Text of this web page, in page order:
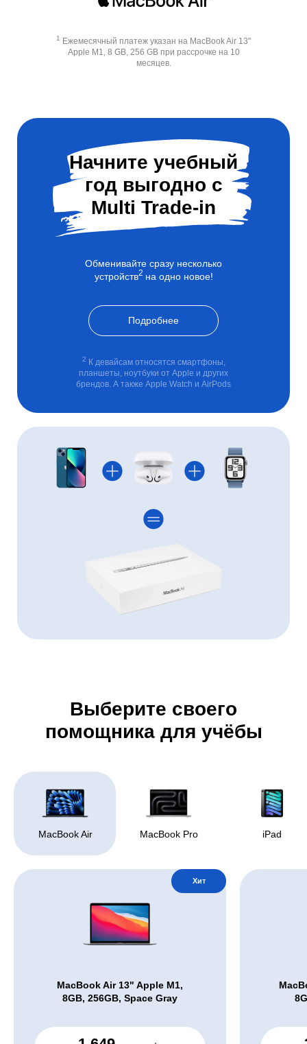
1
Ежемесячный платеж указан на MacBook Air 13"
Apple M1, 8 GB, 256 GB при рассрочке на 10
месяцев.
2 К девайсам относятся смартфоны,
планшеты, ноутбуки от Apple и других
брендов. А также Apple Watch и AirPods
Подробнее
Начните учебный
год выгодно с
Multi Trade-in
Обменивайте сразу несколько
устройств2 на одно новое!
Выберите своего
помощника для учёбы
MacBook Pro
MacBook Air iPad
MacBook Air 13" Apple M1,
8GB, 256GB, Space Gray
Хит